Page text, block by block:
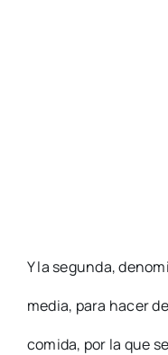
Y la segunda,
media, para hacer
comida, por la que